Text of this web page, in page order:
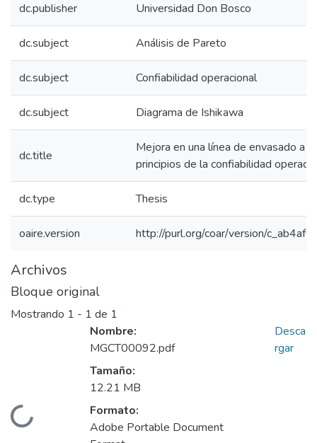
dc.publisher Universidad Don Bosco
dc.subject Análisis de Pareto
dc.subject Confiabilidad operacional
dc.subject Diagrama de Ishikawa
dc.title
Mejora en una línea de envasado a
principios de la confiabilidad
dc.type Thesis
oaire.version http://purl.org/coar/version/
Archivos
Bloque original
Mostrando 1 - 1 de 1
Cargando...
Nombre:
MGCT00092.pdf
Tamaño:
12.21 MB
Formato:
Adobe Portable Document
Desca
rgar